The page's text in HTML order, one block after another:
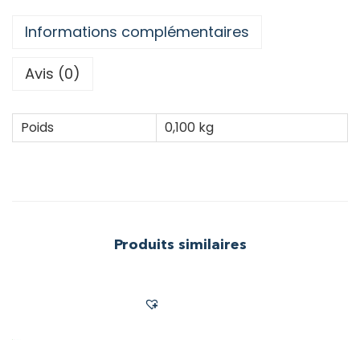
Informations complémentaires
Avis (0)
Poids 0,100 kg
Produits similaires